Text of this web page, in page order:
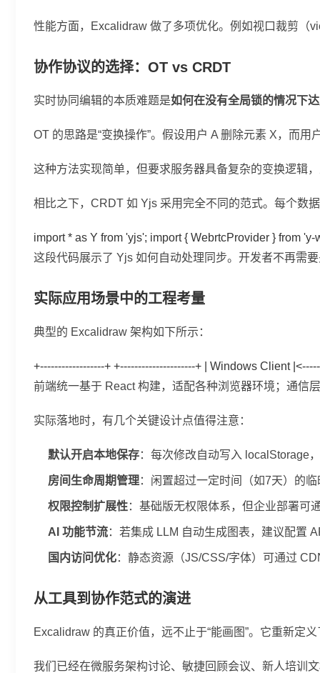
性能方面，Excalidraw 做了多项优化。例如视口裁剪（
协作协议的选择：OT vs CRDT
实时协同编辑的本质难题是如何在没有全局锁的情况下
OT 的思路是“变换操作”。假设用户 A 删除元素 X，而
这种方法实现简单，但要求服务器具备复杂的变换逻辑
相比之下，CRDT 如 Yjs 采用完全不同的范式。每个数
import * as Y from 'yjs'; import { WebrtcProvider } from
这段代码展示了 Yjs 如何自动处理同步。开发者不再需
实际应用场景中的工程考量
典型的 Excalidraw 架构如下所示：
+------------------+ +---------------------+ | Windows Client
前端统一基于 React 构建，适配各种浏览器环境；通信
实际落地时，有几个关键设计点值得注意：
默认开启本地保存：每次修改自动写入 localStorage
房间生命周期管理：闲置超过一定时间（如7天）的
权限控制扩展性：基础版无权限体系，但企业部署可
AI 功能节流：若集成 LLM 自动生成图表，建议配置
国内访问优化：静态资源（JS/CSS/字体）可通过
从工具到协作范式的演进
Excalidraw 的真正价值，远不止于“能画图”。它重新定
我们已经在微服务架构讨论、敏捷回顾会议、新人培训